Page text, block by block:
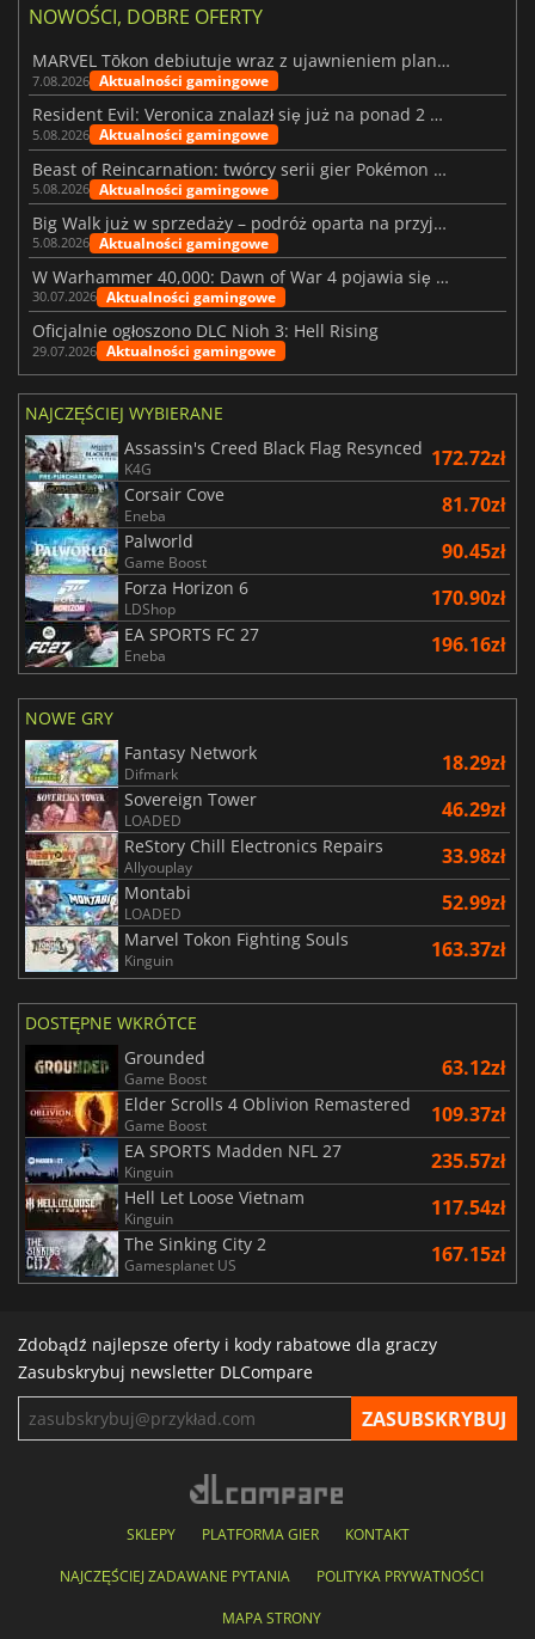
NOWOŚCI, DOBRE OFERTY
MARVEL Tōkon debiutuje wraz z ujawnieniem planu rozwoju na pierwszy rok
7.08.2026 Aktualności gamingowe
Resident Evil: Veronica znalazł się już na ponad 2 milionach list życzeń
5.08.2026 Aktualności gamingowe
Beast of Reincarnation: twórcy serii gier Pokémon wkraczają na nową ścieżkę
5.08.2026 Aktualności gamingowe
Big Walk już w sprzedaży – podróż oparta na przyjaźni
5.08.2026 Aktualności gamingowe
W Warhammer 40,000: Dawn of War 4 pojawia się frakcja Nekronów
30.07.2026 Aktualności gamingowe
Oficjalnie ogłoszono DLC Nioh 3: Hell Rising
29.07.2026 Aktualności gamingowe
NAJCZĘŚCIEJ WYBIERANE
Assassin's Creed Black Flag Resynced
K4G 172.72zł
Corsair Cove
Eneba 81.70zł
Palworld
Game Boost 90.45zł
Forza Horizon 6
LDShop 170.90zł
EA SPORTS FC 27
Eneba 196.16zł
NOWE GRY
Fantasy Network
Difmark 18.29zł
Sovereign Tower
LOADED 46.29zł
ReStory Chill Electronics Repairs
Allyouplay 33.98zł
Montabi
LOADED 52.99zł
Marvel Tokon Fighting Souls
Kinguin 163.37zł
DOSTĘPNE WKRÓTCE
Grounded
Game Boost 63.12zł
Elder Scrolls 4 Oblivion Remastered
Game Boost 109.37zł
EA SPORTS Madden NFL 27
Kinguin 235.57zł
Hell Let Loose Vietnam
Kinguin 117.54zł
The Sinking City 2
Gamesplanet US 167.15zł
Zdobądź najlepsze oferty i kody rabatowe dla graczy
Zasubskrybuj newsletter DLCompare
SKLEPY PLATFORMA GIER KONTAKT
NAJCZĘŚCIEJ ZADAWANE PYTANIA POLITYKA PRYWATNOŚCI
MAPA STRONY